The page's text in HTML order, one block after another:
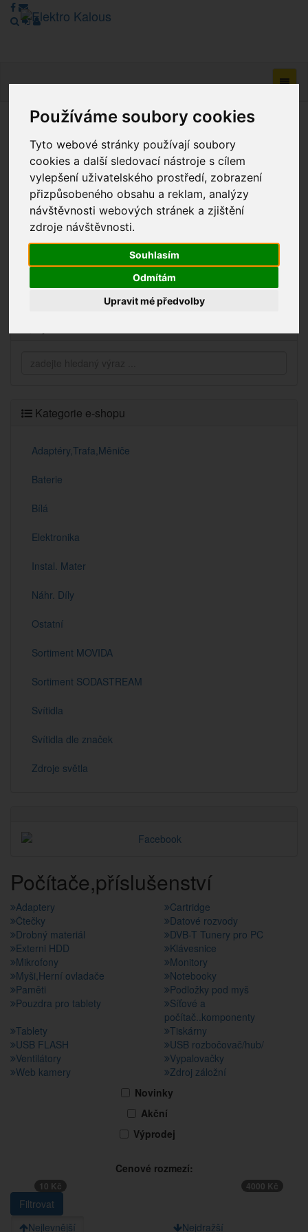
Používáme soubory cookies
Tyto webové stránky používají soubory
cookies a další sledovací nástroje s cílem
vylepšení uživatelského prostředí, zobrazení
přizpůsobeného obsahu a reklam, analýzy
návštěvnosti webových stránek a zjištění
zdroje návštěvnosti.
Souhlasím
Odmítám
Upravit mé předvolby
režimu Katalogu. Objednávky on-line nyní nelze vyřídit.
Děkujeme za pochopení.
Výprodej
Novinky
Kategorie e-shopu
Adaptéry,Trafa,Měniče
Baterie
Bílá
Elektronika
Instal. Mater
Náhr. Díly
Ostatní
Sortiment MOVIDA
Sortiment SODASTREAM
Svítidla
Svítidla dle značek
Zdroje světla
Počítače,příslušenství
Adaptery
Cartridge
Čtečky
Datové rozvody
Drobný materiál
DVB-T Tunery pro PC
Externi HDD
Klávesnice
Mikrofony
Monitory
Myši,Herní ovladače
Notebooky
Paměti
Podložky pod myš
Pouzdra pro tablety
Síťové a
počítač..komponenty
Tablety
Tiskárny
USB FLASH
USB rozbočovač/hub/
Ventilátory
Vypalovačky
Web kamery
Zdroj záložní
Novinky
Akční
Výprodej
Cenové rozmezí:
10 Kč 4000 Kč
Nejlevnější Nejdražší